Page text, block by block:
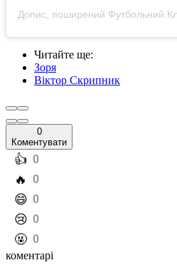
Читайте ще:
Зоря
Віктор Скрипник
0
Коментувати
️👍 0
️🔥 0
️😄 0
️😢 0
️🤬 0
коментарі